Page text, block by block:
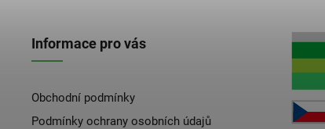
Informace pro vás
Obchodní podmínky
Podmínky ochrany osobních údajů